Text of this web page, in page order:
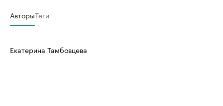
АвторыТеги
Екатерина Тамбовцева